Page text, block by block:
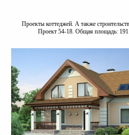
Проекты коттеджей. А также
Проект 54-18. Общая площадь: